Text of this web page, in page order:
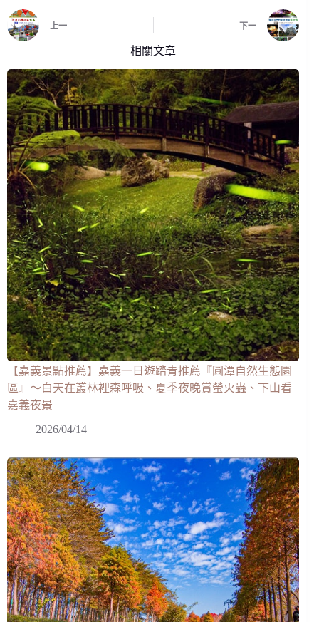
上一 下一
相關文章
【嘉義景點推薦】嘉義一日遊踏青推薦『圓潭自然生態園
區』～白天在叢林裡森呼吸、夏季夜晚賞螢火蟲、下山看
嘉義夜景
2026/04/14